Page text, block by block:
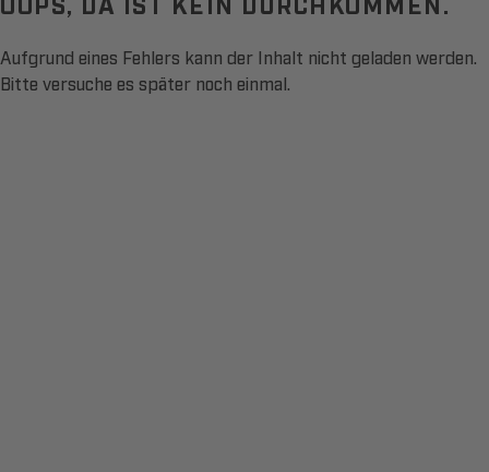
Aufgrund eines Fehlers kann der Inhalt nicht geladen werden.
Bitte versuche es später noch einmal.